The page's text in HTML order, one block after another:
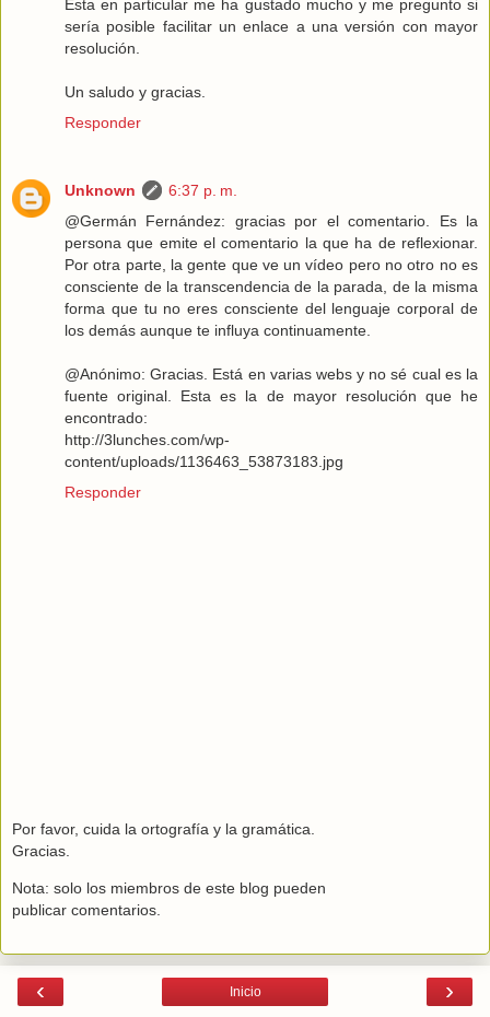
Esta en particular me ha gustado mucho y me pregunto si
sería posible facilitar un enlace a una versión con mayor
resolución.
Un saludo y gracias.
Responder
Unknown
6:37 p. m.
@Germán Fernández: gracias por el comentario. Es la
persona que emite el comentario la que ha de reflexionar.
Por otra parte, la gente que ve un vídeo pero no otro no es
consciente de la transcendencia de la parada, de la misma
forma que tu no eres consciente del lenguaje corporal de
los demás aunque te influya continuamente.
@Anónimo: Gracias. Está en varias webs y no sé cual es la
fuente original. Esta es la de mayor resolución que he
encontrado:
http://3lunches.com/wp-
content/uploads/1136463_53873183.jpg
Responder
Por favor, cuida la ortografía y la gramática.
Gracias.
Nota: solo los miembros de este blog pueden
publicar comentarios.
‹ ›
Inicio